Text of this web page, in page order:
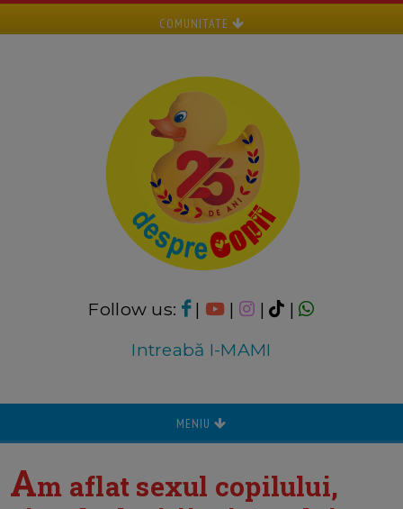
COMUNITATE
Follow us: | | |
|
Intreabă I-MAMI
MENIU
Am aflat sexul copilului,